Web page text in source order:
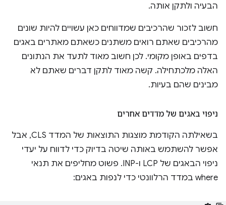
הבעיה ולתקן אותה.
חשוב לזכור שהרכיבים שמדווחים כאן עשויים להיות שונים
מהרכיבים שאתם רואים משתנים כשאתם מאתרים באגים
בדפים באופן מקומי. לכן חשוב מאוד לתעד את הנתונים
האלה מלכתחילה. קשה מאוד לתקן דברים שאתם לא
מבינים שהם בעיות.
ניפוי באגים של מדדים אחרים
בשאילתה הקודמת מוצגות התוצאות של המדד CLS, אבל
אפשר להשתמש באותה שיטה בדיוק כדי לדווח על יעדי
ניפוי הבאגים של LCP ו-INP. פשוט מחליפים את תנאי
where במדד הרלוונטי כדי לנפות באגים: